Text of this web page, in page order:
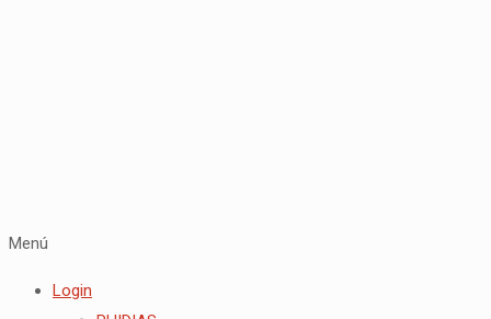
Menú
Login